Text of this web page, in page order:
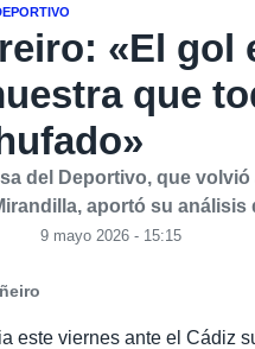
«El gol
que
del Deportivo, que
aportó su
9 mayo 2026 - 15:15
este viernes ante el Cádiz